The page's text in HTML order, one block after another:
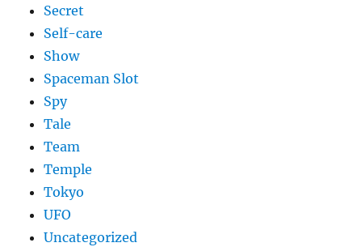
Secret
Self-care
Show
Spaceman Slot
Spy
Tale
Team
Temple
Tokyo
UFO
Uncategorized